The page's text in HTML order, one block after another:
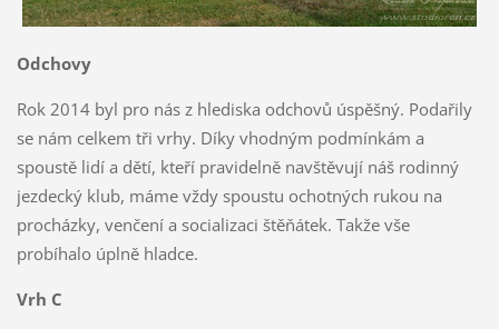
Odchovy
Rok 2014 byl pro nás z hlediska odchovů úspěšný. Podařily
se nám celkem tři vrhy. Díky vhodným podmínkám a
spoustě lidí a dětí, kteří pravidelně navštěvují náš rodinný
jezdecký klub, máme vždy spoustu ochotných rukou na
procházky, venčení a socializaci štěňátek. Takže vše
probíhalo úplně hladce.
Vrh C